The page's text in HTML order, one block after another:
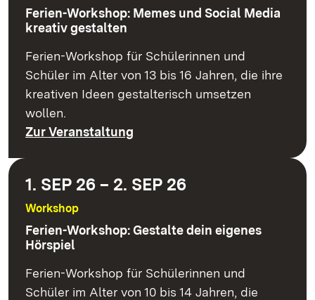
Ferien-Workshop: Memes und Social Media
kreativ gestalten
Ferien-Workshop für Schülerinnen und
Schüler im Alter von 13 bis 16 Jahren, die ihre
kreativen Ideen gestalterisch umsetzen
wollen.
Zur Veranstaltung
1. SEP 26 – 2. SEP 26
Workshop
Ferien-Workshop: Gestalte dein eigenes
Hörspiel
Ferien-Workshop für Schülerinnen und
Schüler im Alter von 10 bis 14 Jahren, die